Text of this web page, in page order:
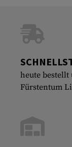
heute bestellt
Fürstentum